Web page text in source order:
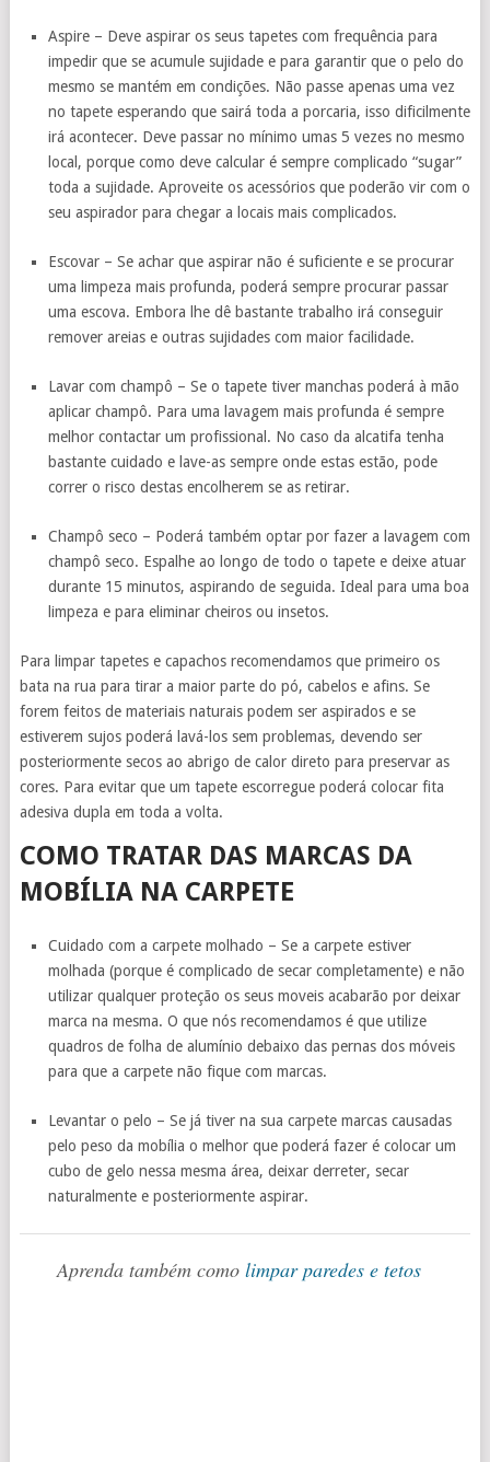
Aspire – Deve aspirar os seus tapetes com frequência para
impedir que se acumule sujidade e para garantir que o pelo do
mesmo se mantém em condições. Não passe apenas uma vez
no tapete esperando que sairá toda a porcaria, isso dificilmente
irá acontecer. Deve passar no mínimo umas 5 vezes no mesmo
local, porque como deve calcular é sempre complicado “sugar”
toda a sujidade. Aproveite os acessórios que poderão vir com o
seu aspirador para chegar a locais mais complicados.
Escovar – Se achar que aspirar não é suficiente e se procurar
uma limpeza mais profunda, poderá sempre procurar passar
uma escova. Embora lhe dê bastante trabalho irá conseguir
remover areias e outras sujidades com maior facilidade.
Lavar com champô – Se o tapete tiver manchas poderá à mão
aplicar champô. Para uma lavagem mais profunda é sempre
melhor contactar um profissional. No caso da alcatifa tenha
bastante cuidado e lave-as sempre onde estas estão, pode
correr o risco destas encolherem se as retirar.
Champô seco – Poderá também optar por fazer a lavagem com
champô seco. Espalhe ao longo de todo o tapete e deixe atuar
durante 15 minutos, aspirando de seguida. Ideal para uma boa
limpeza e para eliminar cheiros ou insetos.
Para limpar tapetes e capachos recomendamos que primeiro os
bata na rua para tirar a maior parte do pó, cabelos e afins. Se
forem feitos de materiais naturais podem ser aspirados e se
estiverem sujos poderá lavá-los sem problemas, devendo ser
posteriormente secos ao abrigo de calor direto para preservar as
cores. Para evitar que um tapete escorregue poderá colocar fita
adesiva dupla em toda a volta.
COMO TRATAR DAS MARCAS DA
MOBÍLIA NA CARPETE
Cuidado com a carpete molhado – Se a carpete estiver
molhada (porque é complicado de secar completamente) e não
utilizar qualquer proteção os seus moveis acabarão por deixar
marca na mesma. O que nós recomendamos é que utilize
quadros de folha de alumínio debaixo das pernas dos móveis
para que a carpete não fique com marcas.
Levantar o pelo – Se já tiver na sua carpete marcas causadas
pelo peso da mobília o melhor que poderá fazer é colocar um
cubo de gelo nessa mesma área, deixar derreter, secar
naturalmente e posteriormente aspirar.
Aprenda também comolimpar paredes e tetos